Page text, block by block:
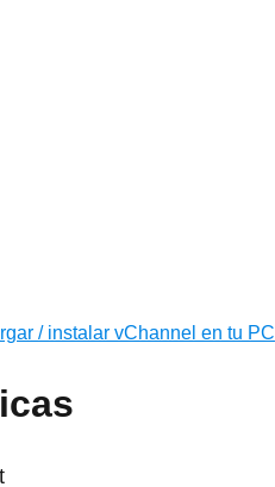
/ instalar vChannel en tu PC